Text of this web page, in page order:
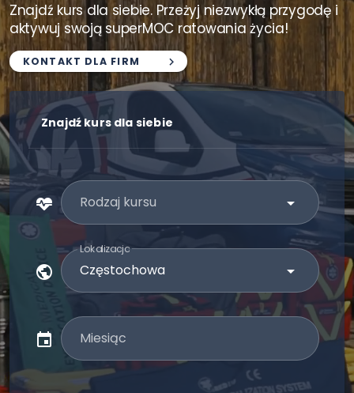
Znajdź kurs dla siebie. Przeżyj niezwykłą przygodę i
aktywuj swoją superMOC ratowania życia!
KONTAKT DLA FIRM
Znajdź kurs dla siebie
Rodzaj kursu
Lokalizacja
Miesiąc